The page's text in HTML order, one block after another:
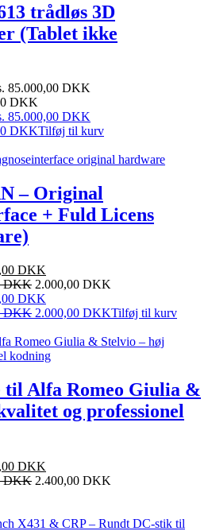
trådløs 3D
(Tablet ikke
85.000,00 DKK
DKK
85.000,00 DKK
DKKTilføj til kurv
– Original
+ Fuld Licens
DKK
aktuelle
er:
DKK 2.000,00 DKK
DKK.
DKK
aktuelle
er:
2.500,00 DKK.
DKK 2.000,00 DKKTilføj til kurv
til Alfa Romeo Giulia &
og professionel
DKK.
DKK
aktuelle
3.000,00 DKK.
DKK 2.400,00 DKK